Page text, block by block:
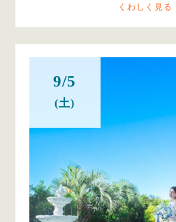
くわしく見る
9/5
(土)